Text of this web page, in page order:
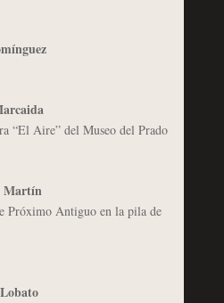
“El Aire” del Museo del Prado
Martín
Próximo Antiguo en la pila de